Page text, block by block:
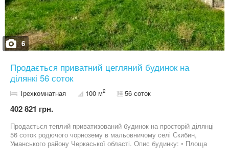
6
Продається приватний цегляний будинок на
ділянкі 56 соток
Трехкомнатная 100 м2 56 соток
402 821 грн.
Продається теплий приватизований будинок на просторій ділянці
56 соток родючого чорнозему в мальовничому селі Скибин,
Уманського району Черкаської області. Опис будинку: • Площа